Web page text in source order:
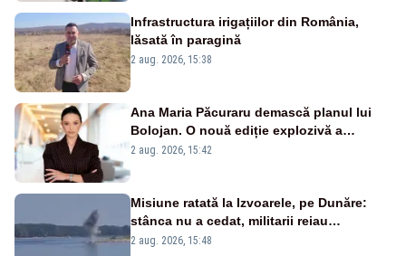
Infrastructura irigațiilor din România,
lăsată în paragină
2 aug. 2026, 15:38
Ana Maria Păcuraru demască planul lui
Bolojan. O nouă ediție explozivă a
emisiunii „Miza Zilei” la Realitatea PLUS
2 aug. 2026, 15:42
Misiune ratată la Izvoarele, pe Dunăre:
stânca nu a cedat, militarii reiau
detonările luni – VIDEO
2 aug. 2026, 15:48